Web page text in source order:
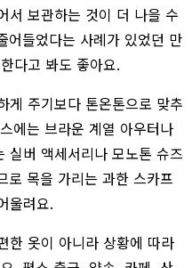
서 보관하는 것이 더 나을 수
어들었다는 사례가 있었던 만
다고 봐도 좋아요.
게 주기보다 톤온톤으로 맞추
에는 브라운 계열 아우터나
실버 액세서리나 모노톤 슈즈
로 목을 가리는 과한 스카프
울려요.
한 옷이 아니라 상황에 따라